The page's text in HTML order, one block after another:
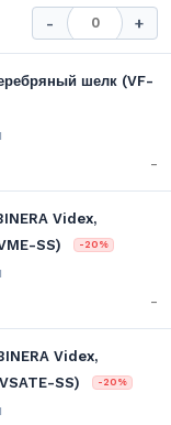
- +
шелк (VF-
-
Videx,
SS)
-20%
-
Videx,
SS)
-20%